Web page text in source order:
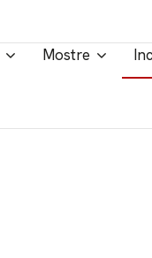
Mostre